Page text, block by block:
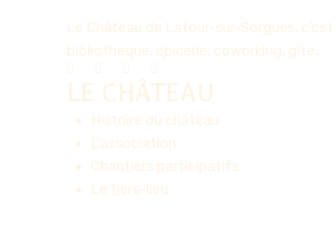
Le Château de Latour-sur-Sorgues,
bibliothèque, épicerie, coworking, gîte…
LE CHÂTEAU
Histoire du château
L'association
Chantiers participatifs
Le tiers-lieu